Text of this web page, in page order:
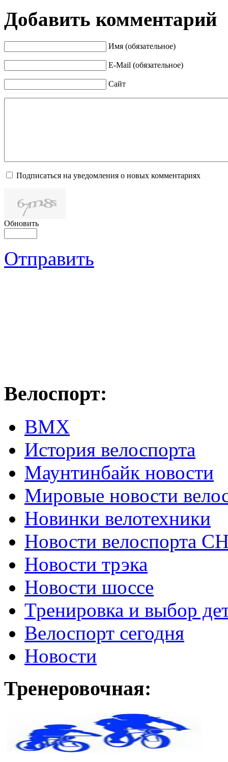
Добавить комментарий
Имя (обязательное)
E-Mail (обязательное)
Сайт
Подписаться на уведомления о новых комментариях
Обновить
Отправить
Велоспорт:
ВМХ
История велоспорта
Маунтинбайк новости
Мировые новости
Новинки велотехники
Новости велоспорта
Новости трэка
Новости шоссе
Тренировка и выбор
Велоспорт сегодня
Новости
Тренеровочная: